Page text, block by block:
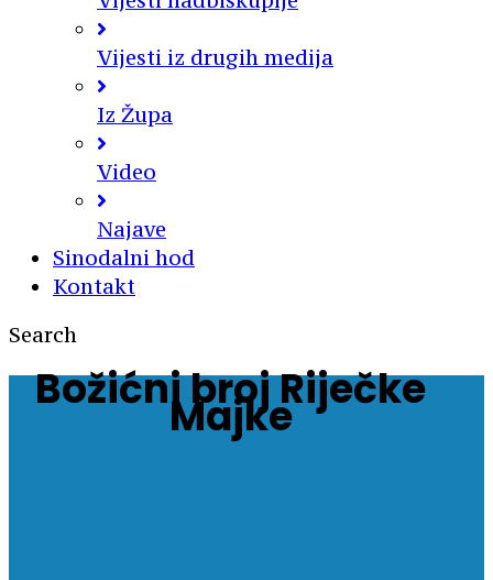
Vijesti iz drugih medija
Iz Župa
Video
Najave
Sinodalni hod
Kontakt
Search
Božićni broj Riječke
Majke